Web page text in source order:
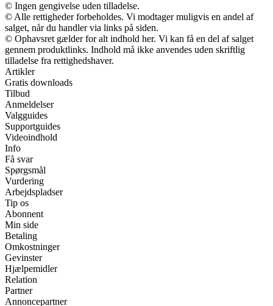
© Ingen gengivelse uden tilladelse.
© Alle rettigheder forbeholdes. Vi modtager muligvis en andel af
salget, når du handler via links på siden.
© Ophavsret gælder for alt indhold her. Vi kan få en del af salget
gennem produktlinks. Indhold må ikke anvendes uden skriftlig
tilladelse fra rettighedshaver.
Artikler
Gratis downloads
Tilbud
Anmeldelser
Valgguides
Supportguides
Videoindhold
Info
Få svar
Spørgsmål
Vurdering
Arbejdspladser
Tip os
Abonnent
Min side
Betaling
Omkostninger
Gevinster
Hjælpemidler
Relation
Partner
Annoncepartner